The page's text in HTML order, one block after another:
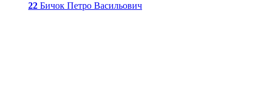
22 Бичок Петро Васильович